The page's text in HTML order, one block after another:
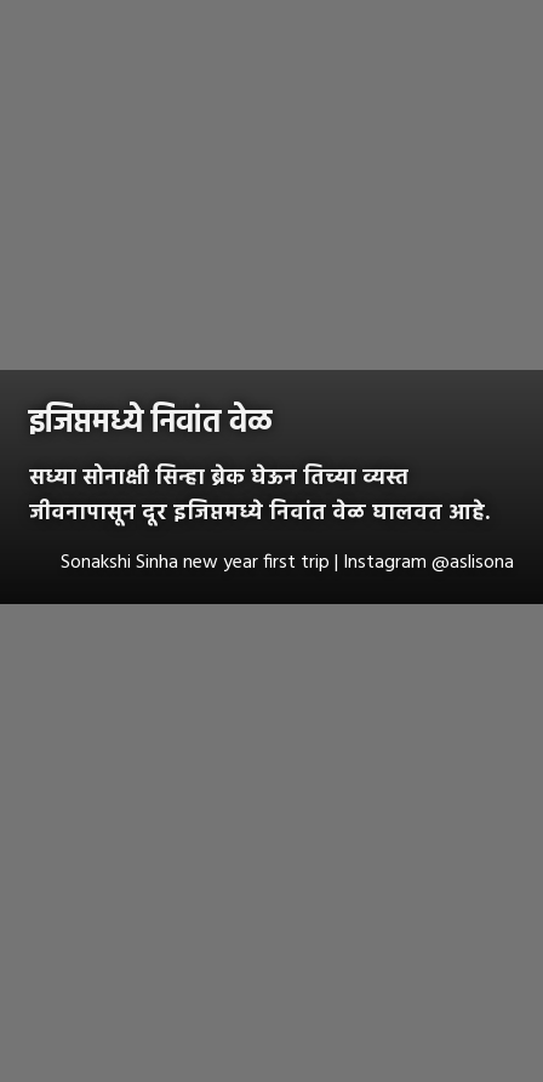
इजिप्तमध्ये निवांत वेळ
सध्या सोनाक्षी सिन्हा ब्रेक घेऊन तिच्या व्यस्त
जीवनापासून दूर इजिप्तमध्ये निवांत वेळ घालवत आहे.
Sonakshi Sinha new year first trip | Instagram @aslisona